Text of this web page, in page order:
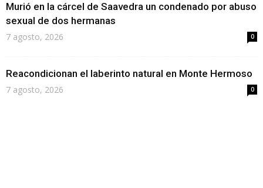
Murió en la cárcel de Saavedra un condenado por abuso
sexual de dos hermanas
7 agosto, 2026 0
Reacondicionan el laberinto natural en Monte Hermoso
7 agosto, 2026 0